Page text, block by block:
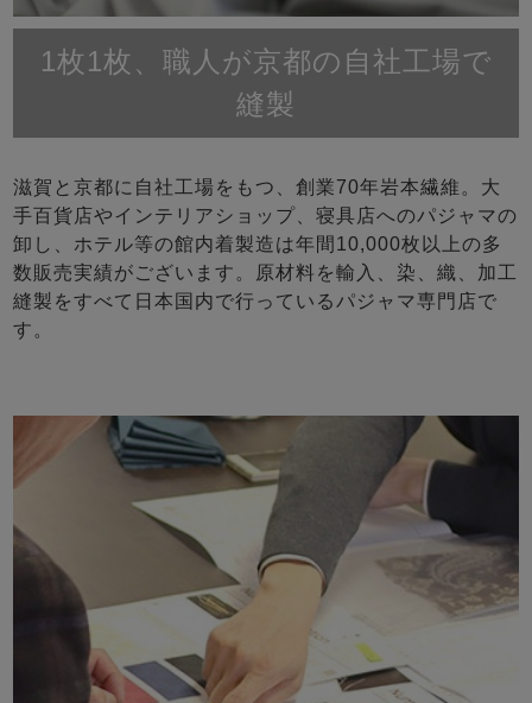
1枚1枚、職人が京都の自社工場で
縫製
滋賀と京都に自社工場をもつ、創業70年岩本繊維。大
手百貨店やインテリアショップ、寝具店へのパジャマの
卸し、ホテル等の館内着製造は年間10,000枚以上の多
数販売実績がございます。原材料を輸入、染、織、加工
縫製をすべて日本国内で行っているパジャマ専門店で
す。